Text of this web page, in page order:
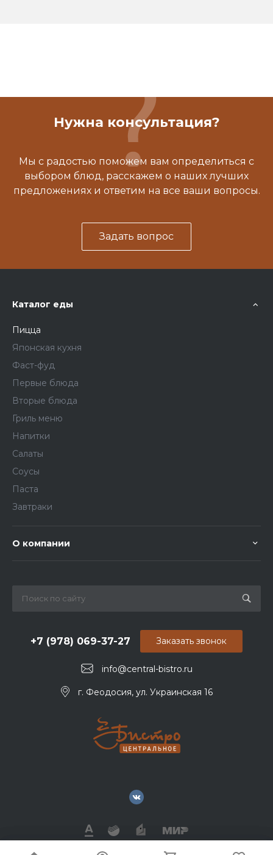
Нужна консультация?
Мы с радостью поможем вам определиться с
выбором блюд, расскажем о наших лучших
предложениях и ответим на все ваши вопросы.
Задать вопрос
Каталог еды
Пицца
Японская кухня
Фаст-фуд
Первые блюда
Вторые блюда
Гриль меню
Напитки
Салаты
Соусы
Паста
Завтраки
О компании
info@central-bistro.ru
+7 (978) 069-37-27
г. Феодосия, ул. Украинская 16
Заказать звонок